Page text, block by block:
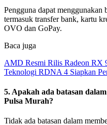
Pengguna dapat menggunakan
termasuk transfer bank, kartu
OVO dan GoPay.
Baca juga
AMD Resmi Rilis Radeon RX
Teknologi RDNA 4 Siapkan
5. Apakah ada batasan
Pulsa Murah?
Tidak ada batasan dalam